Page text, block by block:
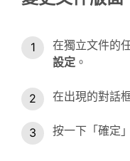
在獨立文件的
設定 。
在出現的對話
按一下「確定